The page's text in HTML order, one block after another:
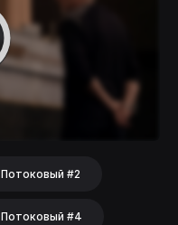
Потоковый #2
Потоковый #4